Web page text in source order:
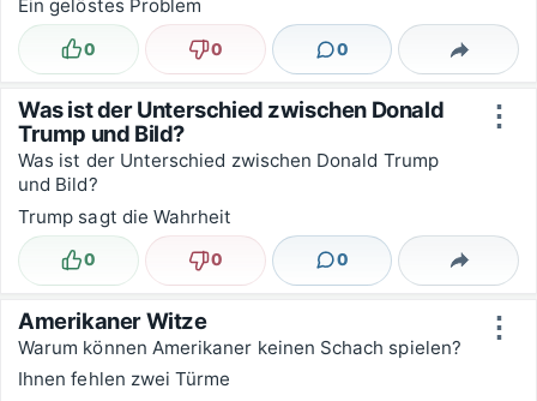
Ein gelöstes Problem
Lustig
0 Nicht lustig
0 0
Kommentare Teilen
⋮
Was ist der Unterschied zwischen Donald
Trump und Bild?
Was ist der Unterschied zwischen Donald Trump
und Bild?
Trump sagt die Wahrheit
Lustig
0 Nicht lustig
0 0
Kommentare Teilen
⋮
Amerikaner Witze
Warum können Amerikaner keinen Schach spielen?
Ihnen fehlen zwei Türme